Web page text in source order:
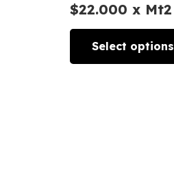
$22.000 x Mt2
Select options